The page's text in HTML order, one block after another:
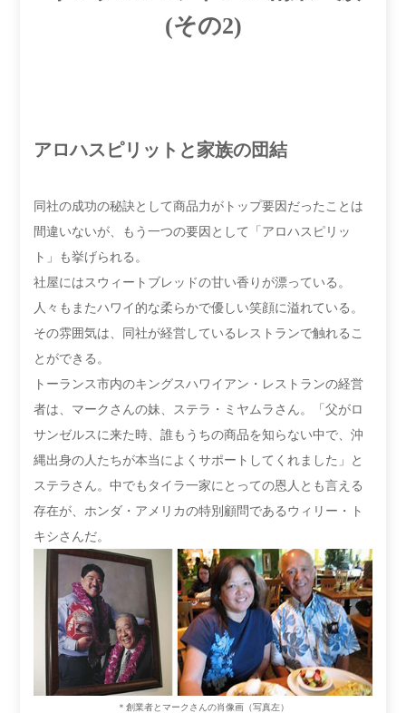
(その2)
アロハスピリットと家族の団結
同社の成功の秘訣として商品力がトップ要因だったことは
間違いないが、もう一つの要因として「アロハスピリッ
ト」も挙げられる。
社屋にはスウィートブレッドの甘い香りが漂っている。
人々もまたハワイ的な柔らかで優しい笑顔に溢れている。
その雰囲気は、同社が経営しているレストランで触れるこ
とができる。
トーランス市内のキングスハワイアン・レストランの経営
者は、マークさんの妹、ステラ・ミヤムラさん。「父がロ
サンゼルスに来た時、誰もうちの商品を知らない中で、沖
縄出身の人たちが本当によくサポートしてくれました」と
ステラさん。中でもタイラ一家にとっての恩人とも言える
存在が、ホンダ・アメリカの特別顧問であるウィリー・ト
キシさんだ。
＊創業者とマークさんの肖像画（写真左）